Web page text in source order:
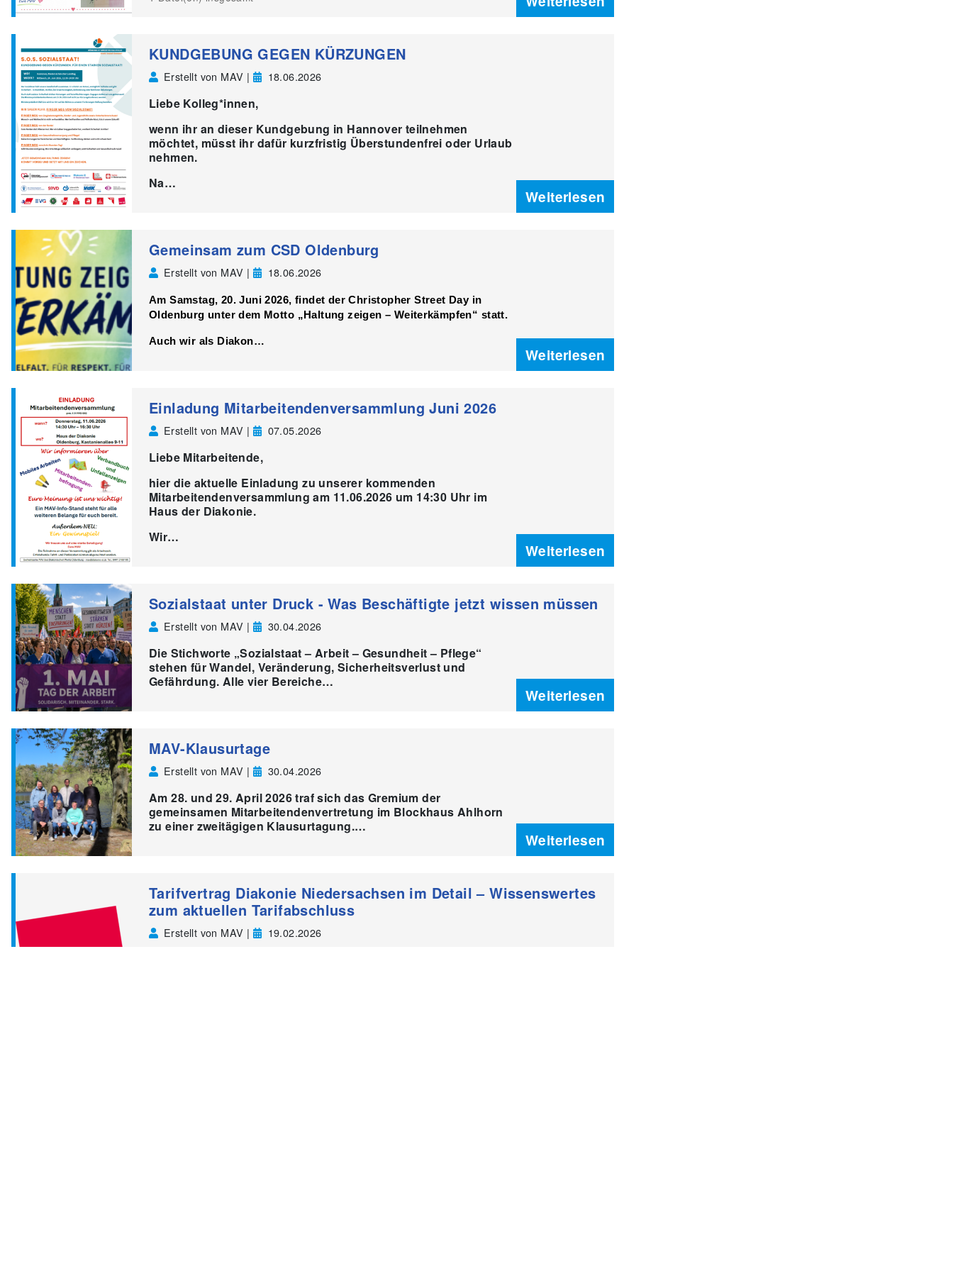
KUNDGEBUNG GEGEN KÜRZUNGEN
Erstellt von MAV | 18.06.2026
Liebe Kolleg*innen,
wenn ihr an dieser Kundgebung in Hannover teilnehmen
möchtet, müsst ihr dafür kurzfristig Überstundenfrei oder Urlaub
nehmen.
Na…
Weiterlesen
Gemeinsam zum CSD Oldenburg
Erstellt von MAV | 18.06.2026
AmSamstag, 20. Juni 2026, findet der Christopher Street Day in
Oldenburg unter dem Motto „Haltung zeigen – Weiterkämpfen“ statt.
Auch wir als Diakon…
Weiterlesen
Einladung Mitarbeitendenversammlung Juni 2026
Erstellt von MAV | 07.05.2026
Liebe Mitarbeitende,
hier die aktuelle Einladung zu unserer kommenden
Mitarbeitendenversammlung am 11.06.2026 um 14:30 Uhr im
Haus der Diakonie.
Wir…
Weiterlesen
Sozialstaat unter Druck - Was Beschäftigte jetzt wissen müssen
Erstellt von MAV | 30.04.2026
Die Stichworte „Sozialstaat – Arbeit – Gesundheit – Pflege“
stehen für Wandel, Veränderung, Sicherheitsverlust und
Gefährdung. Alle vier Bereiche…
Weiterlesen
MAV-Klausurtage
Erstellt von MAV | 30.04.2026
Am 28. und 29. April 2026 traf sich das Gremium der
gemeinsamen Mitarbeitendenvertretung im Blockhaus Ahlhorn
zu einer zweitägigen Klausurtagung.…
Weiterlesen
Tarifvertrag Diakonie Niedersachsen im Detail – Wissenswertes
zum aktuellen Tarifabschluss
Erstellt von MAV | 19.02.2026